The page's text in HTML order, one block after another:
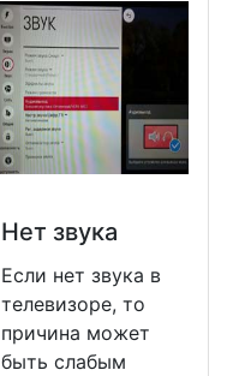
Нет звука
Если нет звука в
телевизоре, то
причина может
быть слабым